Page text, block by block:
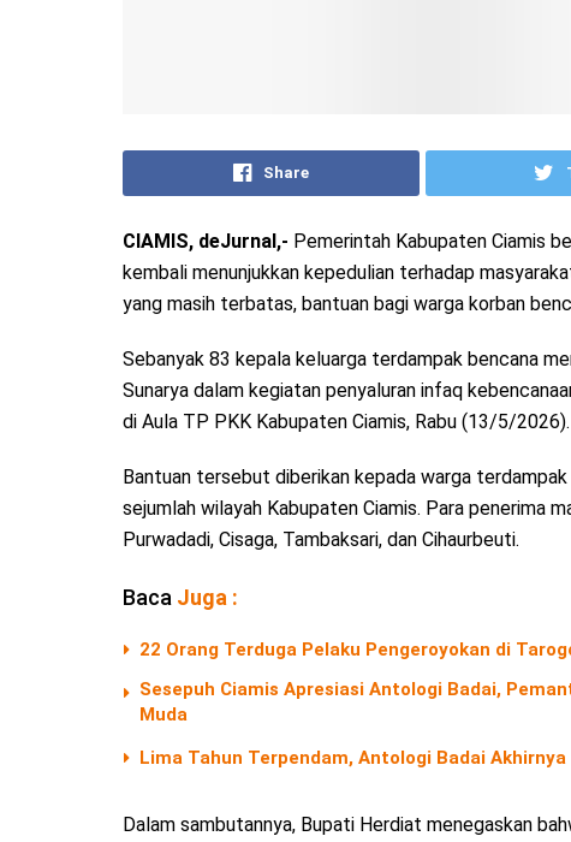
Share
CIAMIS, deJurnal,- Pemerintah Kabupaten Ciamis
kembali menunjukkan kepedulian terhadap
yang masih terbatas, bantuan bagi warga korban
Sebanyak 83 kepala keluarga terdampak bencana
Sunarya dalam kegiatan penyaluran infaq
di Aula TP PKK Kabupaten Ciamis, Rabu (13/5/2026).
Bantuan tersebut diberikan kepada warga
sejumlah wilayah Kabupaten Ciamis. Para penerima
Purwadadi, Cisaga, Tambaksari, dan Cihaurbeuti.
Baca Juga :
22 Orang Terduga Pelaku Pengeroyokan di
Sesepuh Ciamis Apresiasi Antologi Badai,
Muda
Lima Tahun Terpendam, Antologi Badai
Dalam sambutannya, Bupati Herdiat menegaskan